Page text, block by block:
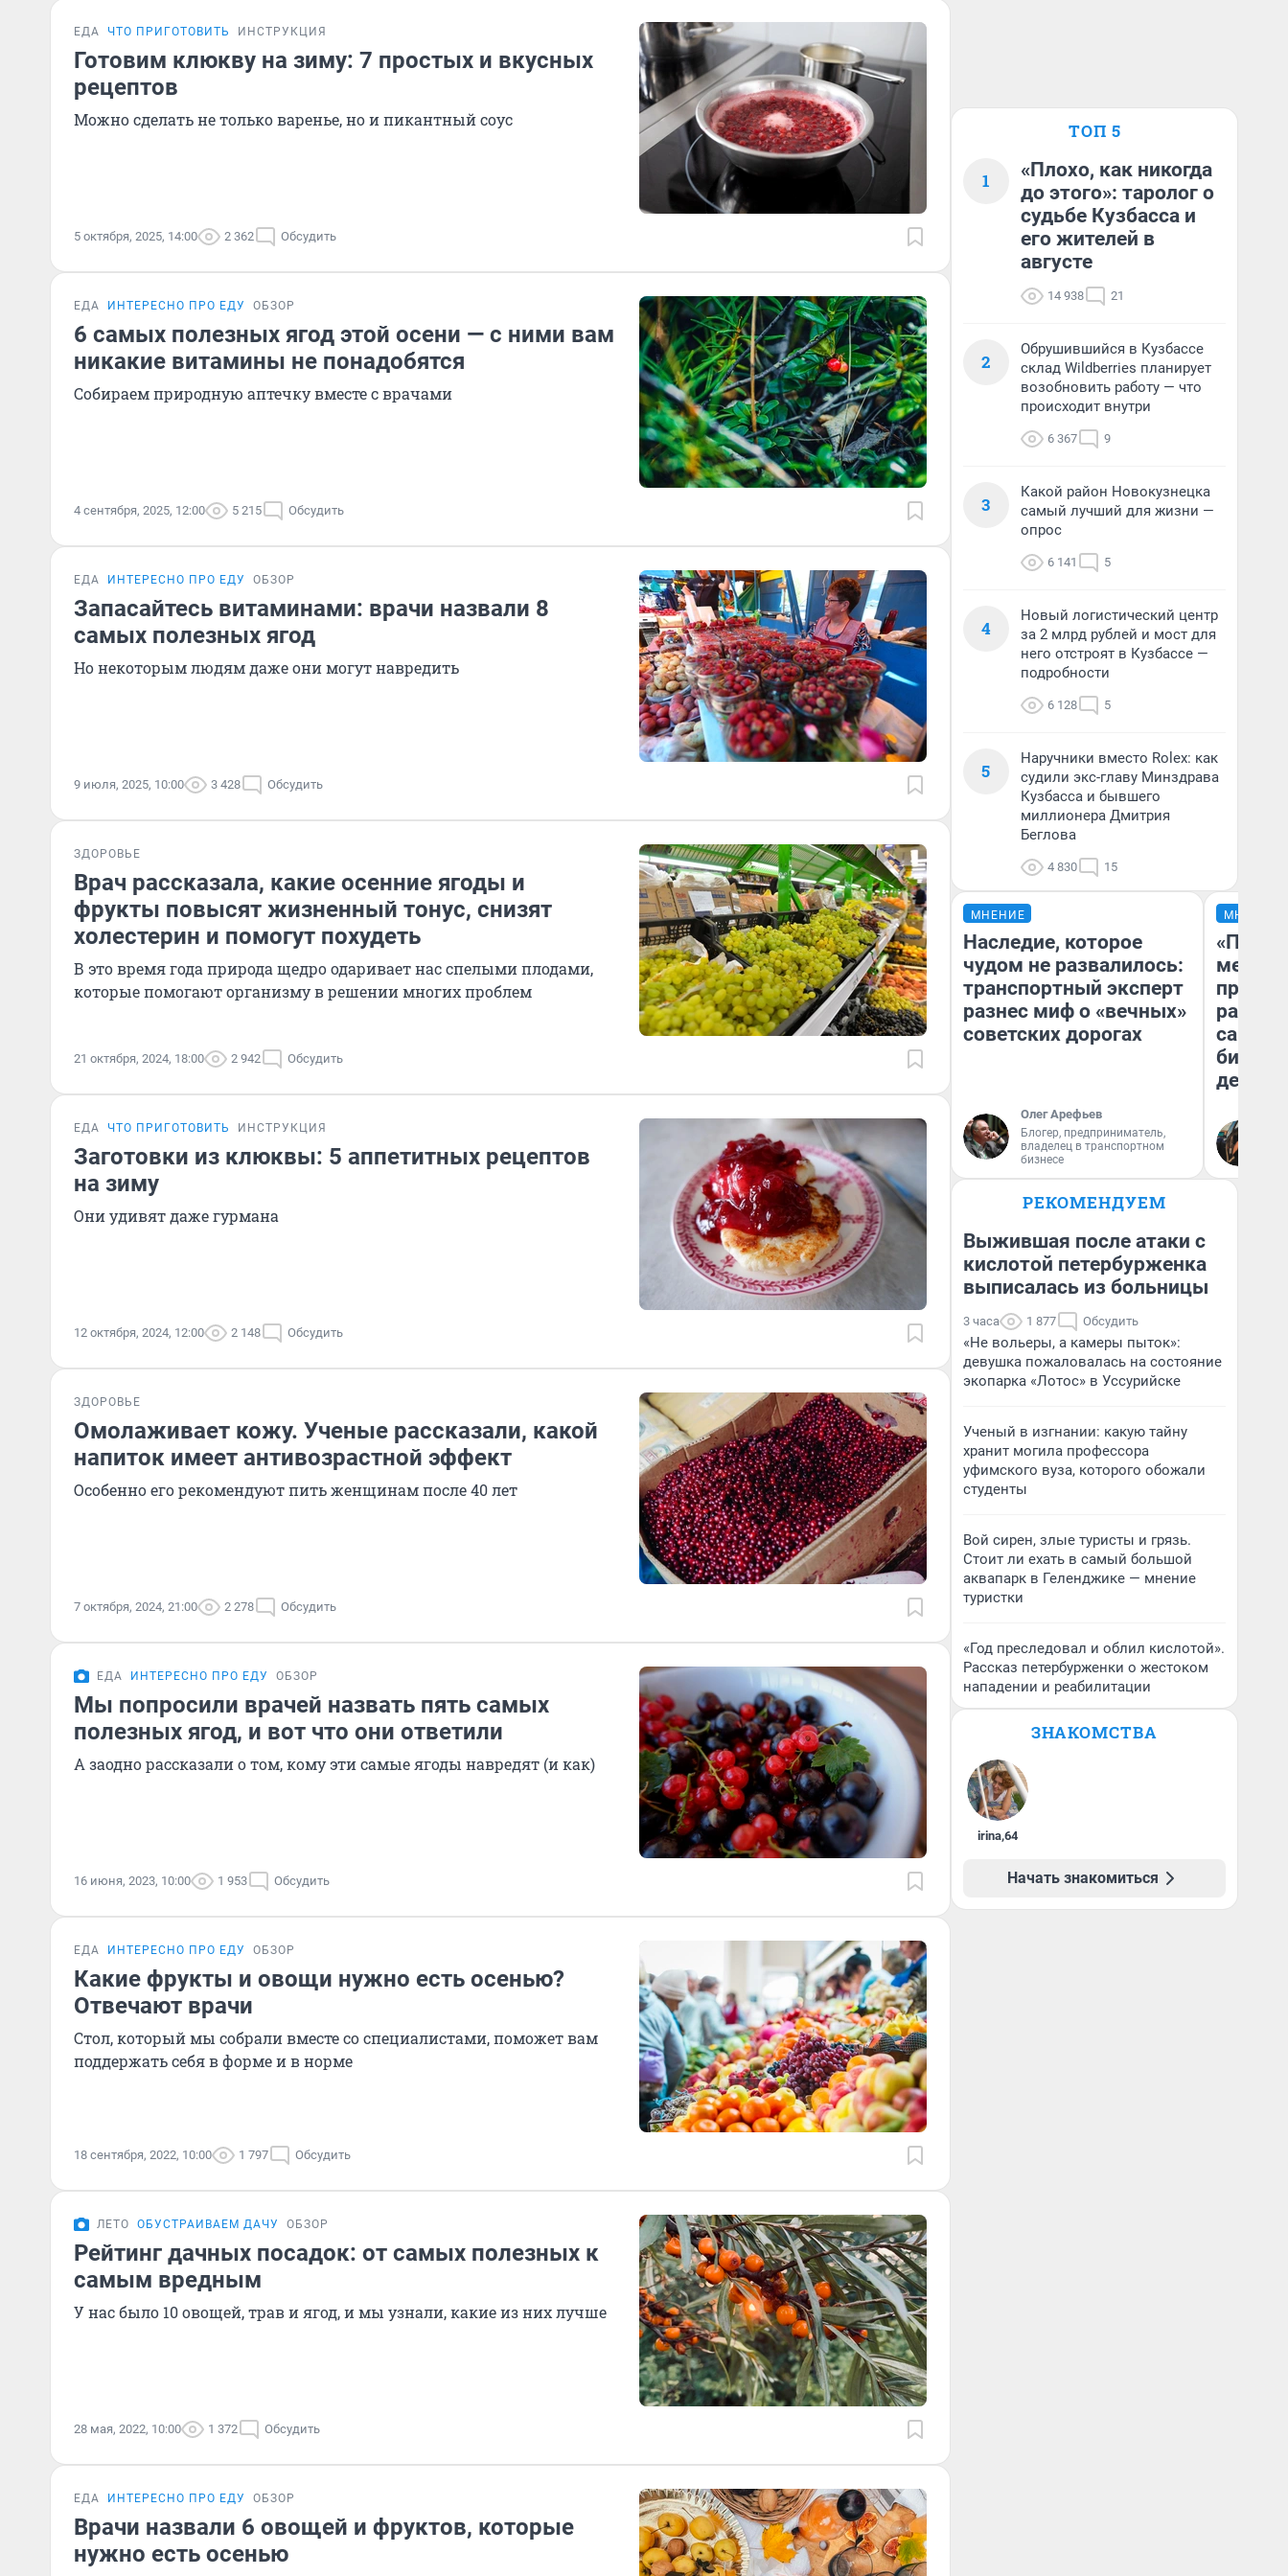
ЕДА ЧТО ПРИГОТОВИТЬ ИНСТРУКЦИЯ
Готовим клюкву на зиму: 7 простых и вкусных
рецептов
Можно сделать не только варенье, но и пикантный соус
5 октября, 2025, 14:00 2 362 Обсудить
ЕДА ИНТЕРЕСНО ПРО ЕДУ ОБЗОР
6 самых полезных ягод этой осени — с ними вам
никакие витамины не понадобятся
Собираем природную аптечку вместе с врачами
4 сентября, 2025, 12:00 5 215 Обсудить
ЕДА ИНТЕРЕСНО ПРО ЕДУ ОБЗОР
Запасайтесь витаминами: врачи назвали 8
самых полезных ягод
Но некоторым людям даже они могут навредить
9 июля, 2025, 10:00 3 428 Обсудить
ЗДОРОВЬЕ
Врач рассказала, какие осенние ягоды и
фрукты повысят жизненный тонус, снизят
холестерин и помогут похудеть
В это время года природа щедро одаривает нас спелыми плодами,
которые помогают организму в решении многих проблем
21 октября, 2024, 18:00 2 942 Обсудить
ЕДА ЧТО ПРИГОТОВИТЬ ИНСТРУКЦИЯ
Заготовки из клюквы: 5 аппетитных рецептов
на зиму
Они удивят даже гурмана
12 октября, 2024, 12:00 2 148 Обсудить
ЗДОРОВЬЕ
Омолаживает кожу. Ученые рассказали, какой
напиток имеет антивозрастной эффект
Особенно его рекомендуют пить женщинам после 40 лет
7 октября, 2024, 21:00 2 278 Обсудить
ЕДА ИНТЕРЕСНО ПРО ЕДУ ОБЗОР
Мы попросили врачей назвать пять самых
полезных ягод, и вот что они ответили
А заодно рассказали о том, кому эти самые ягоды навредят (и как)
16 июня, 2023, 10:00 1 953 Обсудить
ЕДА ИНТЕРЕСНО ПРО ЕДУ ОБЗОР
Какие фрукты и овощи нужно есть осенью?
Отвечают врачи
Стол, который мы собрали вместе со специалистами, поможет вам
поддержать себя в форме и в норме
18 сентября, 2022, 10:00 1 797 Обсудить
ЛЕТО ОБУСТРАИВАЕМ ДАЧУ ОБЗОР
Рейтинг дачных посадок: от самых полезных к
самым вредным
У нас было 10 овощей, трав и ягод, и мы узнали, какие из них лучше
28 мая, 2022, 10:00 1 372 Обсудить
ЕДА ИНТЕРЕСНО ПРО ЕДУ ОБЗОР
Врачи назвали 6 овощей и фруктов, которые
нужно есть осенью
ТОП 5
1
«Плохо, как никогда
до этого»: таролог о
судьбе Кузбасса и
его жителей в
августе
14 938 21
2
Обрушившийся в Кузбассе
склад Wildberries планирует
возобновить работу — что
происходит внутри
6 367 9
3
Какой район Новокузнецка
самый лучший для жизни —
опрос
6 141 5
4
Новый логистический центр
за 2 млрд рублей и мост для
него отстроят в Кузбассе —
подробности
6 128 5
5
Наручники вместо Rolex: как
судили экс-главу Минздрава
Кузбасса и бывшего
миллионера Дмитрия
Беглова
4 830 15
МНЕНИЕ
Наследие, которое
чудом не развалилось:
транспортный эксперт
разнес миф о «вечных»
советских дорогах
Олег Арефьев
Блогер, предприниматель,
владелец в транспортном
бизнесе
МНЕНИЕ
самом
РЕКОМЕНДУЕМ
Выжившая после атаки с
кислотой петербурженка
выписалась из больницы
3 часа 1 877 Обсудить
«Не вольеры, а камеры пыток»:
девушка пожаловалась на состояние
экопарка «Лотос» в Уссурийске
Ученый в изгнании: какую тайну
хранит могила профессора
уфимского вуза, которого обожали
студенты
Вой сирен, злые туристы и грязь.
Стоит ли ехать в самый большой
аквапарк в Геленджике — мнение
туристки
«Год преследовал и облил кислотой».
Рассказ петербурженки о жестоком
нападении и реабилитации
ЗНАКОМСТВА
irina,64
Начать знакомиться